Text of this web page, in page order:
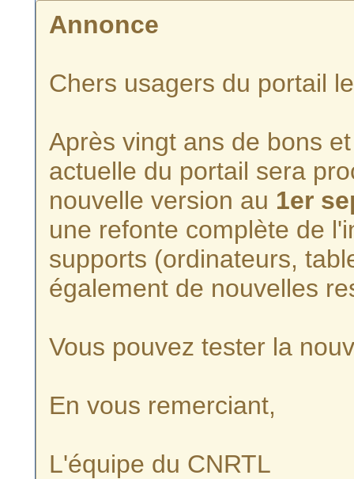
Annonce
Chers usagers du portail
Après vingt ans de bons
actuelle du portail sera
nouvelle version au 1er
une refonte complète de
supports (ordinateurs,
également de nouvelles
Vous pouvez tester la
En vous remerciant,
L'équipe du CNRTL